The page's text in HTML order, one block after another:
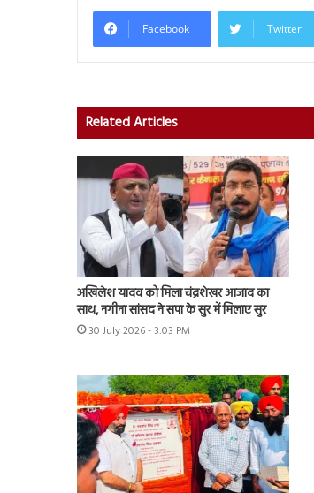
Facebook Twitter
Related Articles
अखिलेश यादव को मिला चंद्रशेखर आजाद का
साथ, नगीना सांसद ने सपा के सुर में मिलाए सुर
30 July 2026 - 3:03 PM